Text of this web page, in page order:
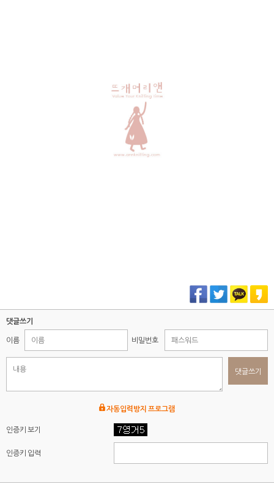
댓글쓰기
이름 비밀번호
댓글쓰기
자동입력방지 프로그램
인증키 보기
인증키 입력